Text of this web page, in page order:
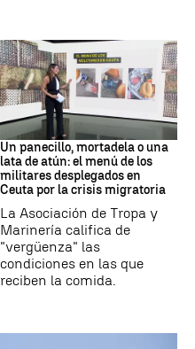
Militares
Un panecillo, mortadela o una
lata de atún: el menú de los
militares desplegados en
Ceuta por la crisis migratoria
La Asociación de Tropa y
Marinería califica de
"vergüenza" las
condiciones en las que
reciben la comida.